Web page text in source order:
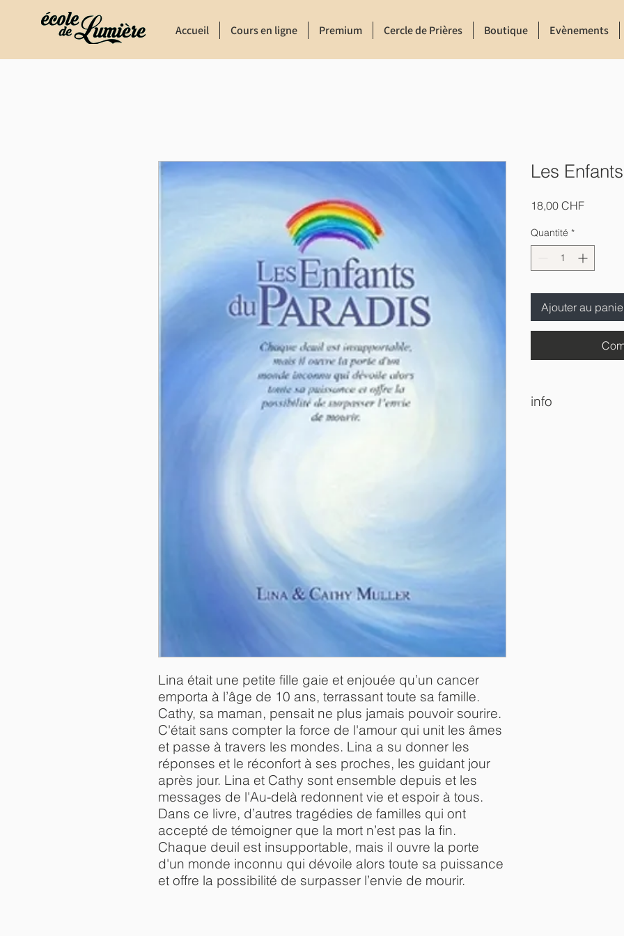
Accueil Cours en ligne Premium Cercle de Prières Boutique Evènements
Lina était une petite fille gaie et enjouée qu’un cancer
emporta à l’âge de 10 ans, terrassant toute sa famille.
Cathy, sa maman, pensait ne plus jamais pouvoir sourire.
C'était sans compter la force de l'amour qui unit les âmes
et passe à travers les mondes. Lina a su donner les
réponses et le réconfort à ses proches, les guidant jour
après jour. Lina et Cathy sont ensemble depuis et les
messages de l'Au-delà redonnent vie et espoir à tous.
Dans ce livre, d’autres tragédies de familles qui ont
accepté de témoigner que la mort n’est pas la fin.
Chaque deuil est insupportable, mais il ouvre la porte
d'un monde inconnu qui dévoile alors toute sa puissance
et offre la possibilité de surpasser l’envie de mourir.
Les
18,00 CHFPrix
Quantité *
Ajouter au
info